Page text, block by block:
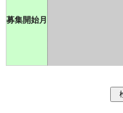
募集開始月